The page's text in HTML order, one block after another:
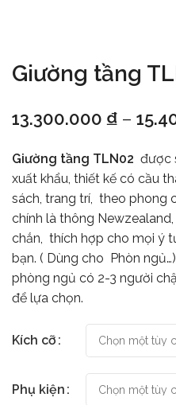
Giường tầng
13.300.000 ₫ –
Giường tầng TLN02 được
xuất khẩu, thiết kế có cầu
sách, trang trí, theo phong
chính là thông
chắn, thích hợp cho mọi ý
bạn. ( Dùng cho Phòn
phòng ngủ có 2-3 người
để lựa chọn.
Kích cỡ
Phụ kiện